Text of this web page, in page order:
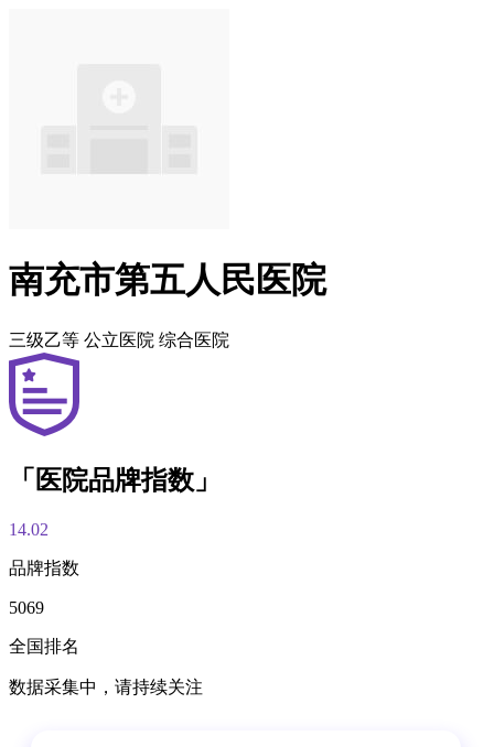
南充市第五人民医院
三级乙等 公立医院 综合医院
「医院品牌指数」
14.02
品牌指数
5069
全国排名
数据采集中，请持续关注